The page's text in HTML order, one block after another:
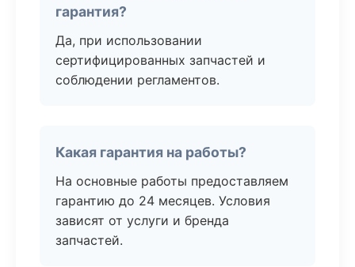
гарантия?
Да, при использовании
сертифицированных запчастей и
соблюдении регламентов.
Какая гарантия на работы?
На основные работы предоставляем
гарантию до 24 месяцев. Условия
зависят от услуги и бренда
запчастей.